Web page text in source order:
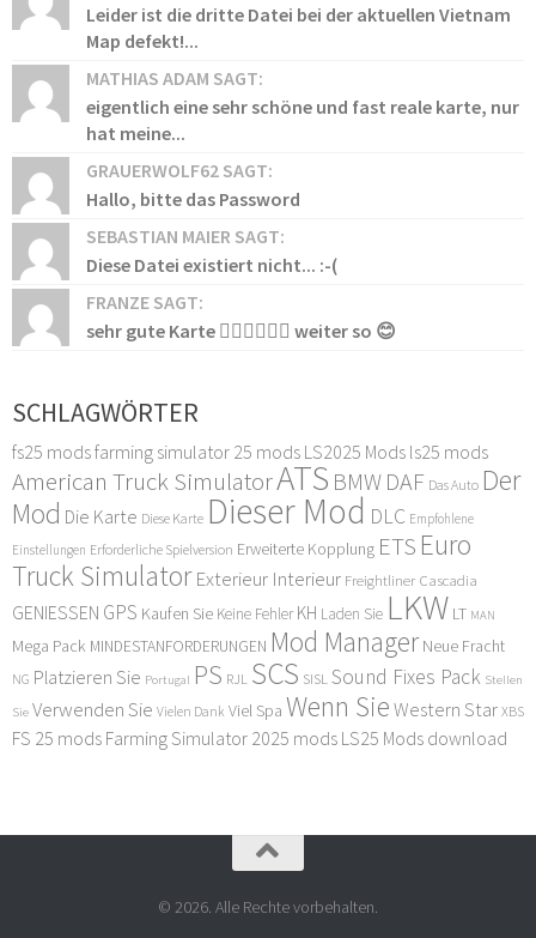
Leider ist die dritte Datei bei der aktuellen Vietnam
Map defekt!...
MATHIAS ADAM SAGT:
eigentlich eine sehr schöne und fast reale karte, nur
hat meine...
GRAUERWOLF62 SAGT:
Hallo, bitte das Password
SEBASTIAN MAIER SAGT:
Diese Datei existiert nicht... :-(
FRANZE SAGT:
sehr gute Karte 👍🏻👍🏻👍🏻 weiter so 😊
SCHLAGWÖRTER
fs25 modsfarming simulator 25 mods LS2025 Mods ls25 mods
American Truck SimulatorATS BMW DAF Das Auto Der
Mod Die Karte Diese Karte Dieser Mod DLC Empfohlene
Einstellungen Erforderliche Spielversion Erweiterte Kopplung ETS Euro
Truck Simulator Exterieur Interieur Freightliner Cascadia
GENIESSEN GPS Kaufen Sie Keine Fehler KH Laden Sie LKW LT MAN
Mega Pack MINDESTANFORDERUNGEN Mod Manager Neue Fracht
NG Platzieren Sie Portugal PS RJL SCS SISL Sound Fixes Pack Stellen
Sie Verwenden Sie Vielen Dank Viel Spa Wenn Sie Western Star XBS
FS 25 mods Farming Simulator 2025 mods LS25 Mods download
© 2026. Alle Rechte vorbehalten.